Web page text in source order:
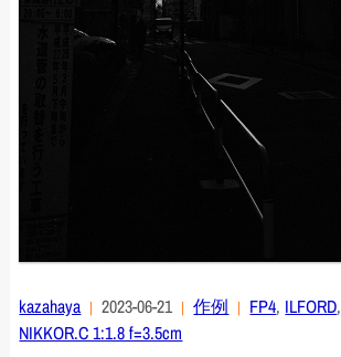
kazahaya 2023-06-21 作例 FP4, ILFORD,
NIKKOR.C 1:1.8 f=3.5cm